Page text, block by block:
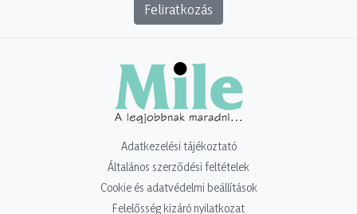
Feliratkozás
Adatkezelési tájékoztató
Általános szerződési feltételek
Cookie és adatvédelmi beállítások
Felelősség kizáró nyilatkozat